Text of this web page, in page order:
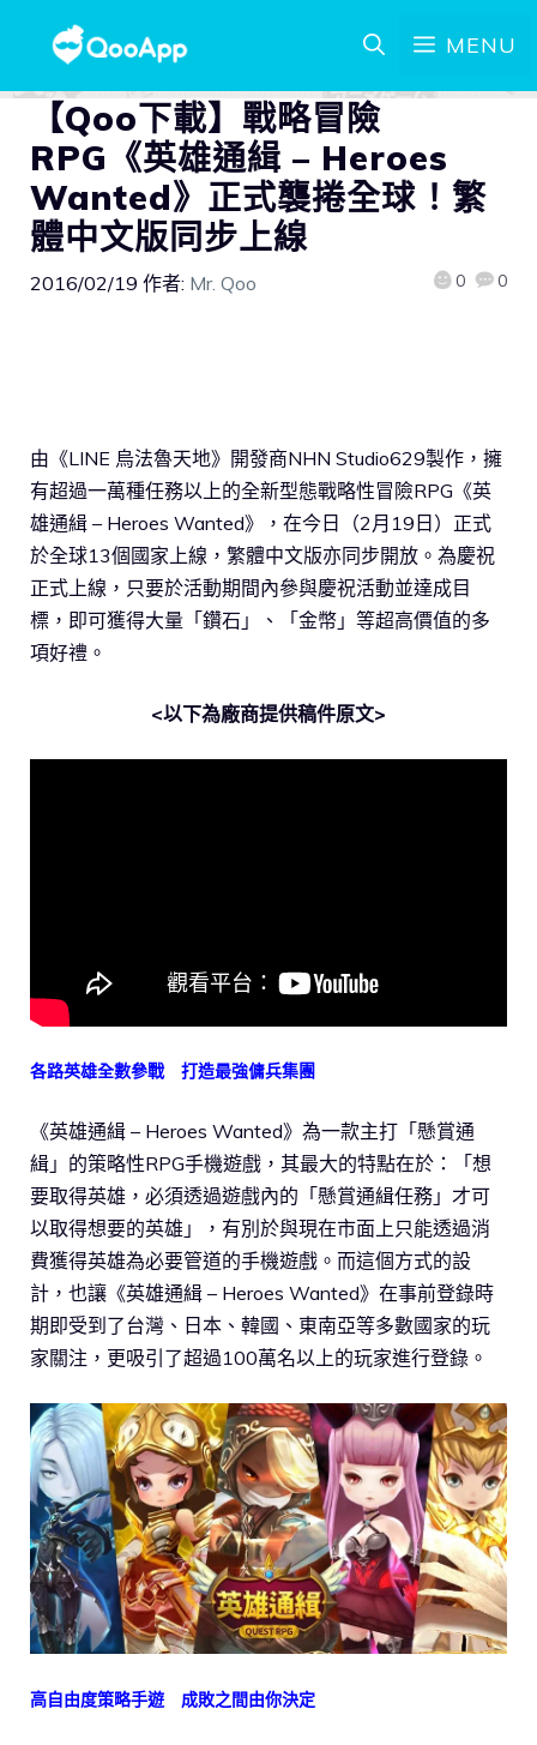
MENU
【Qoo下載】戰略冒險
RPG《英雄通緝 – Heroes
Wanted》正式襲捲全球！繁
體中文版同步上線
2016/02/19 作者: Mr. Qoo 0 0
由《LINE 烏法魯天地》開發商NHN Studio629製作，擁
有超過一萬種任務以上的全新型態戰略性冒險RPG《英
雄通緝 – Heroes Wanted》，在今日（2月19日）正式
於全球13個國家上線，繁體中文版亦同步開放。為慶祝
正式上線，只要於活動期間內參與慶祝活動並達成目
標，即可獲得大量「鑽石」、「金幣」等超高價值的多
項好禮。
<以下為廠商提供稿件原文>
各路英雄全數參戰 打造最強傭兵集團
《英雄通緝 – Heroes Wanted》為一款主打「懸賞通
緝」的策略性RPG手機遊戲，其最大的特點在於：「想
要取得英雄，必須透過遊戲內的「懸賞通緝任務」才可
以取得想要的英雄」，有別於與現在市面上只能透過消
費獲得英雄為必要管道的手機遊戲。而這個方式的設
計，也讓《英雄通緝 – Heroes Wanted》在事前登錄時
期即受到了台灣、日本、韓國、東南亞等多數國家的玩
家關注，更吸引了超過100萬名以上的玩家進行登錄。
高自由度策略手遊 成敗之間由你決定